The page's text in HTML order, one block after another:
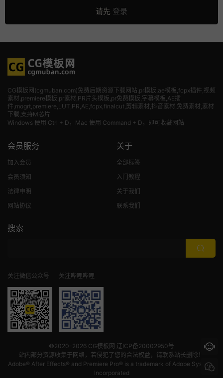
请先 登录
CG模板网(cgmuban.com)免费后期资源下载网站,pr模板,ae模板,fcpx插件,视频
素材 ,premiere模板,pr素材,PR片头模板,pr免费模板,字幕模板,AE插
件,mogrt,premiere,LUT,PR,AE,fcpx,finalcut,剪辑素材,抖音素材,免费素材,素材
下载,支持M芯片
Windows 使用 Ctrl + D，Mac 使用 Command + D，即可收藏网站
会员服务
加入会员
会员须知
法律申明
网站协议
关于
全部标签
入门教程
关于我们
联系我们
搜索
关注微信公众号 关注哔哩哔哩
©2020-2026 CG模板网 辽ICP备20002950号
站内部分资源收集于网络，若侵犯了您的合法权益，请联系站长删除！
Adobe® After Effects® and Premiere Pro® is a trademark of Adobe Systems
Incorporated